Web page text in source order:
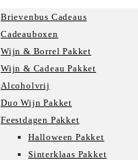
Brievenbus Cadeaus
Cadeauboxen
Wijn & Borrel Pakket
Wijn & Cadeau Pakket
Alcoholvrij
Duo Wijn Pakket
Feestdagen Pakket
Halloween Pakket
Sinterklaas Pakket